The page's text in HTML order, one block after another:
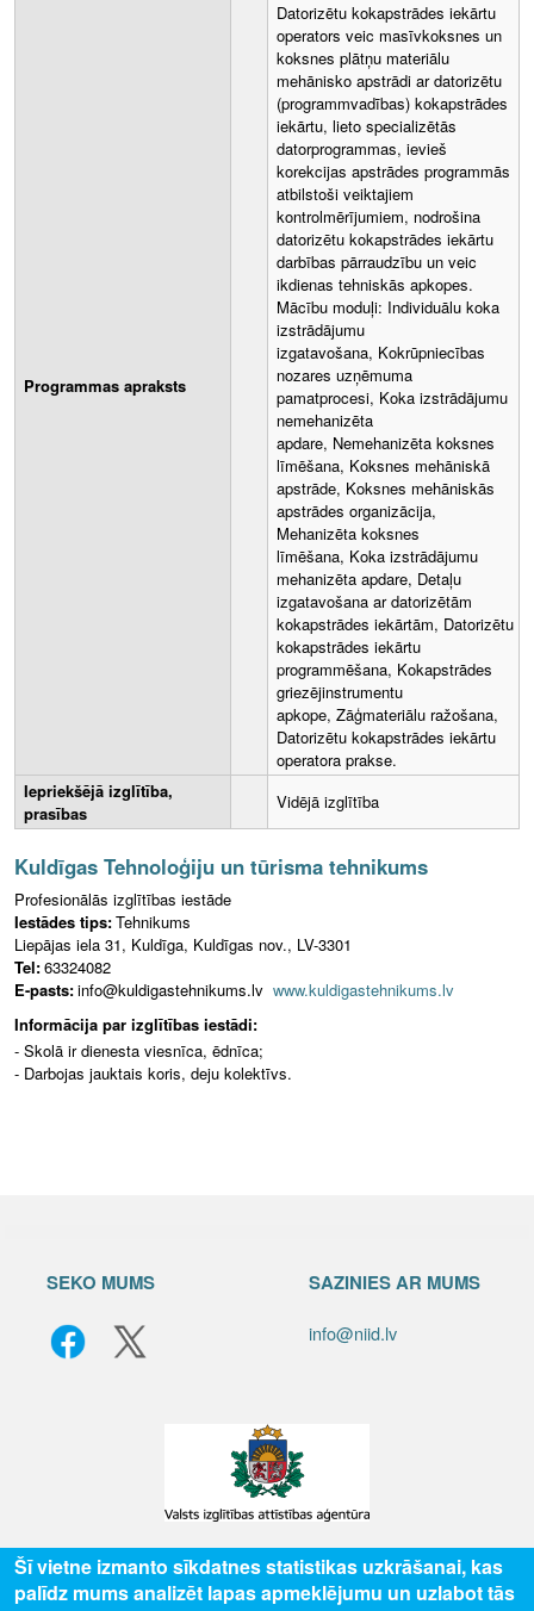
Programmas apraksts
Datorizētu kokapstrādes iekārtu
operators veic masīvkoksnes un
koksnes plātņu materiālu
mehānisko apstrādi ar datorizētu
(programmvadības) kokapstrādes
iekārtu, lieto specializētās
datorprogrammas, ievieš
korekcijas apstrādes programmās
atbilstoši veiktajiem
kontrolmērījumiem, nodrošina
datorizētu kokapstrādes iekārtu
darbības pārraudzību un veic
ikdienas tehniskās apkopes.
Mācību moduļi: Individuālu koka
izstrādājumu
izgatavošana, Kokrūpniecības
nozares uzņēmuma
pamatprocesi, Koka izstrādājumu
nemehanizēta
apdare, Nemehanizēta koksnes
līmēšana, Koksnes mehāniskā
apstrāde, Koksnes mehāniskās
apstrādes organizācija,
Mehanizēta koksnes
līmēšana, Koka izstrādājumu
mehanizēta apdare, Detaļu
izgatavošana ar datorizētām
kokapstrādes iekārtām, Datorizētu
kokapstrādes iekārtu
programmēšana, Kokapstrādes
griezējinstrumentu
apkope, Zāģmateriālu ražošana,
Datorizētu kokapstrādes iekārtu
operatora prakse.
Iepriekšējā izglītība,
prasības
Vidējā izglītība
Kuldīgas Tehnoloģiju un tūrisma tehnikums
Profesionālās izglītības iestāde
Iestādes tips:Tehnikums
Liepājas iela 31, Kuldīga, Kuldīgas nov., LV-3301
Tel:63324082
E-pasts:info@kuldigastehnikums.lv www.kuldigastehnikums.lv
Informācija par izglītības iestādi:
- Skolā ir dienesta viesnīca, ēdnīca;
- Darbojas jauktais koris, deju kolektīvs.
SEKO MUMS SAZINIES AR MUMS
info@niid.lv
© 2025 Valsts izglītības attīstības aģentūra, publicētā satura visas tiesības
aizsargātas.
Šī vietne izmanto sīkdatnes statistikas uzkrāšanai, kas
palīdz mums analizēt lapas apmeklējumu un uzlabot tās